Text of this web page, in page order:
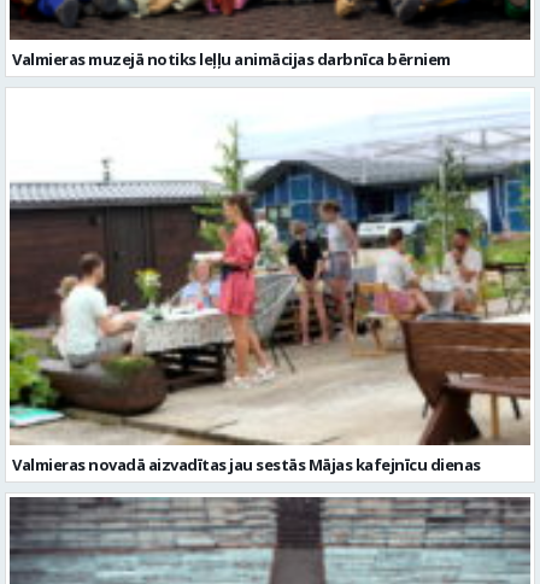
Valmieras novadā aizvadītas jau sestās Mājas kafejnīcu dienas